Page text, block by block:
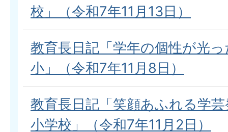
校」（令和7年11月13日）
教育長日記「学年の個性が光
小」（令和7年11月8日）
教育長日記「笑顔あふれる学
小学校」（令和7年11月2日）